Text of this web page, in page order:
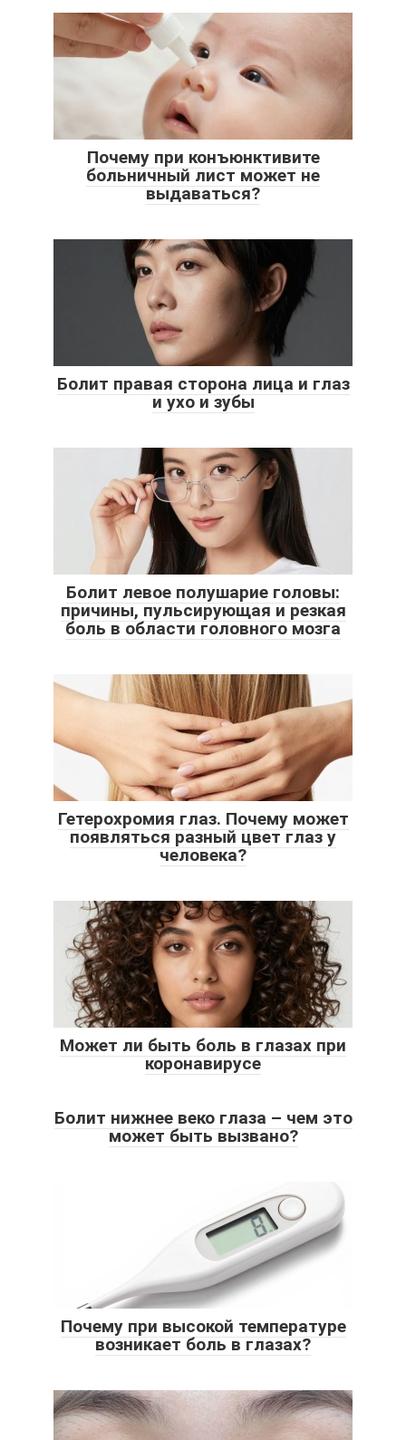
Почему при конъюнктивите
больничный лист может не
выдаваться?
Болит правая сторона лица и глаз
и ухо и зубы
Болит левое полушарие головы:
причины, пульсирующая и резкая
боль в области головного мозга
Гетерохромия глаз. Почему может
появляться разный цвет глаз у
человека?
Может ли быть боль в глазах при
коронавирусе
Болит нижнее веко глаза – чем это
может быть вызвано?
Почему при высокой температуре
возникает боль в глазах?